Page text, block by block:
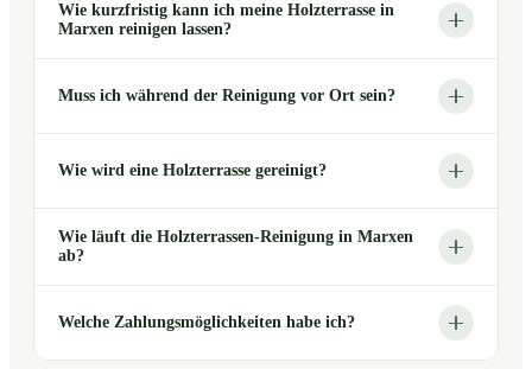
Wie kurzfristig kann ich meine Holzterrasse in
Marxen reinigen lassen?
Muss ich während der Reinigung vor Ort sein?
Wie wird eine Holzterrasse gereinigt?
Wie läuft die Holzterrassen-Reinigung in Marxen
ab?
Welche Zahlungsmöglichkeiten habe ich?